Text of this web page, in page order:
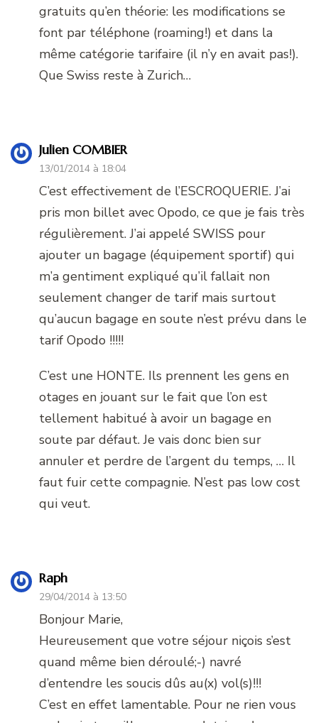
gratuits qu’en théorie: les modifications se
font par téléphone (roaming!) et dans la
même catégorie tarifaire (il n’y en avait pas!).
Que Swiss reste à Zurich…
Julien COMBIER
13/01/2014 à 18:04
C’est effectivement de l’ESCROQUERIE. J’ai
pris mon billet avec Opodo, ce que je fais très
régulièrement. J’ai appelé SWISS pour
ajouter un bagage (équipement sportif) qui
m’a gentiment expliqué qu’il fallait non
seulement changer de tarif mais surtout
qu’aucun bagage en soute n’est prévu dans le
tarif Opodo !!!!!
C’est une HONTE. Ils prennent les gens en
otages en jouant sur le fait que l’on est
tellement habitué à avoir un bagage en
soute par défaut. Je vais donc bien sur
annuler et perdre de l’argent du temps, … Il
faut fuir cette compagnie. N’est pas low cost
qui veut.
Raph
29/04/2014 à 13:50
Bonjour Marie,
Heureusement que votre séjour niçois s’est
quand même bien déroulé;-) navré
d’entendre les soucis dûs au(x) vol(s)!!!
C’est en effet lamentable. Pour ne rien vous